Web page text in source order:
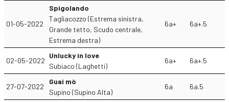
01-05-2022
Spigolando
Tagliacozzo (Estrema sinistra,
Grande tetto, Scudo centrale,
Estrema destra)
6a+ 6a+.5
02-05-2022
Unlucky in love
Subiaco (Laghetti)
6a+ 6a+.5
27-07-2022
Guai mò
Supino (Supino Alta)
6a 6a.5